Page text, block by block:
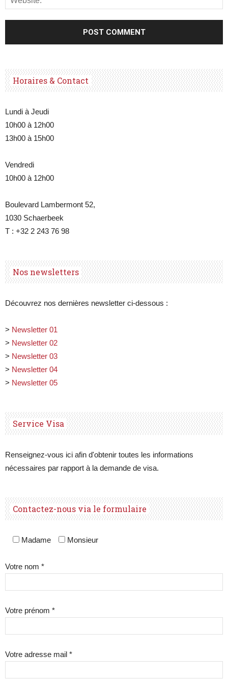
Horaires & Contact
Lundi à Jeudi
10h00 à 12h00
13h00 à 15h00
Vendredi
10h00 à 12h00
Boulevard Lambermont 52,
1030 Schaerbeek
T : +32 2 243 76 98
Nos newsletters
Découvrez nos dernières newsletter ci-dessous :
> Newsletter 01
> Newsletter 02
> Newsletter 03
> Newsletter 04
> Newsletter 05
Service Visa
Renseignez-vous ici afin d'obtenir toutes les informations
nécessaires par rapport à la demande de visa.
Contactez-nous via le formulaire
Madame Monsieur
Votre nom *
Votre prénom *
Votre adresse mail *